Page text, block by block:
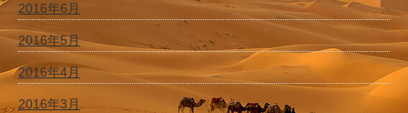
2016年6月
2016年5月
2016年4月
2016年3月